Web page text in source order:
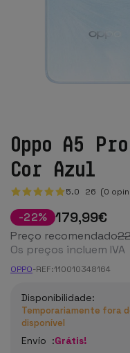
Oppo A5
Cor Azul
5.0 26 (0
-22% 179,99€
Preço recomendado
Os preços incluem IVA
OPPO-REF:110010348164
Disponibilidade:
Temporariamente fora
disponível
Envío :Grátis!